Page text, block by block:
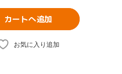
カートへ追加
お気に入り追加